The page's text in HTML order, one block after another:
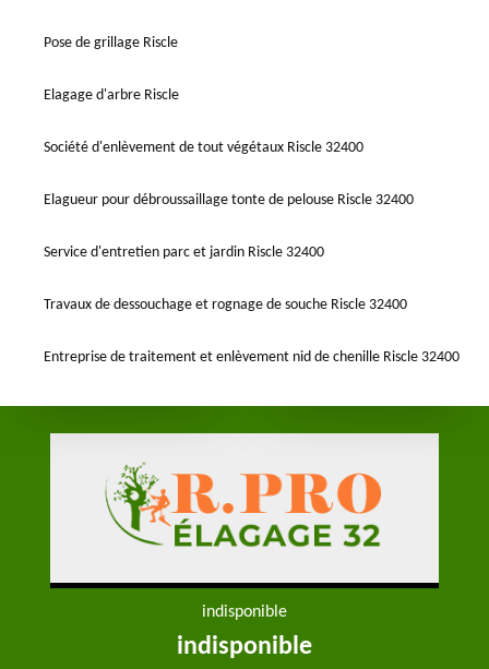
Pose de grillage Riscle
Elagage d'arbre Riscle
Société d'enlèvement de tout végétaux Riscle 32400
Elagueur pour débroussaillage tonte de pelouse Riscle 32400
Service d'entretien parc et jardin Riscle 32400
Travaux de dessouchage et rognage de souche Riscle 32400
Entreprise de traitement et enlèvement nid de chenille Riscle 32400
indisponible
indisponible